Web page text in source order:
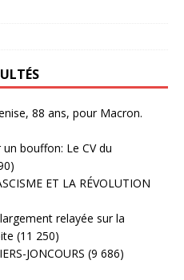
88 ans, pour Macron.
bouffon: Le CV du
ET LA RÉVOLUTION
relayée sur la
(11 250)
JONCOURS (9 686)